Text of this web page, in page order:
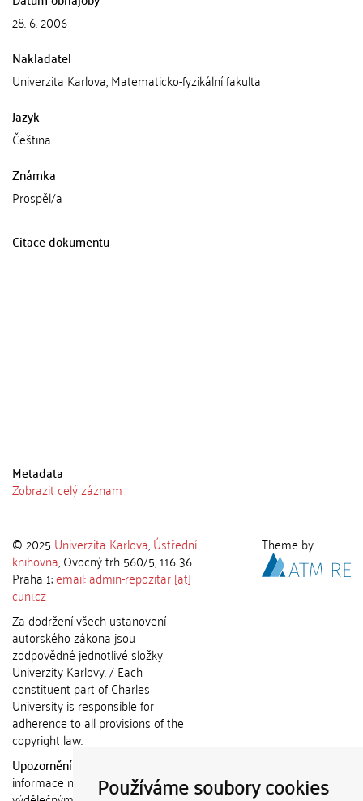
Používáme soubory cookies
28. 6. 2006
Nakladatel
Univerzita Karlova, Matematicko-fyzikální fakulta
Jazyk
Čeština
Známka
Prospěl/a
Citace dokumentu
Metadata
Zobrazit celý záznam
© 2025 Univerzita Karlova,Ústřední
knihovna, Ovocný trh 560/5, 116 36
Praha 1;email: admin-repozitar [at]
cuni.cz
Za dodržení všech ustanovení
autorského zákona jsou
zodpovědné jednotlivé složky
Univerzity Karlovy. / Each
constituent part of Charles
University is responsible for
adherence to all provisions of the
copyright law.
Upozornění / Notice:
informace nemohou být použity k
Theme by